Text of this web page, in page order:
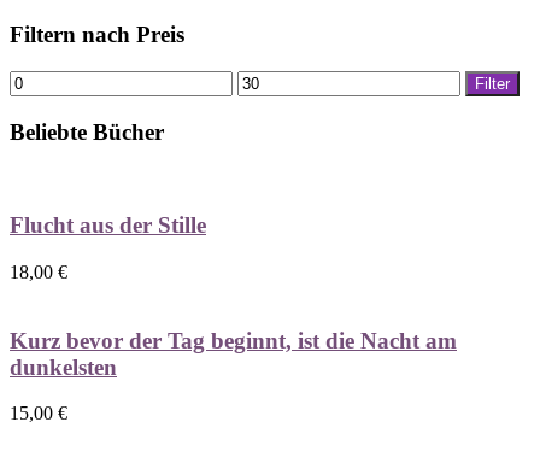
Filtern nach Preis
Min.
Preis
Max.
Preis
Filter
Beliebte Bücher
Flucht aus der Stille
18,00 €
Kurz bevor der Tag beginnt, ist die Nacht am
dunkelsten
15,00 €